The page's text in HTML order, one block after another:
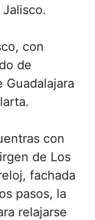
con
de
Guadalajara
con
de Los
fachada
pasos, la
relajarse